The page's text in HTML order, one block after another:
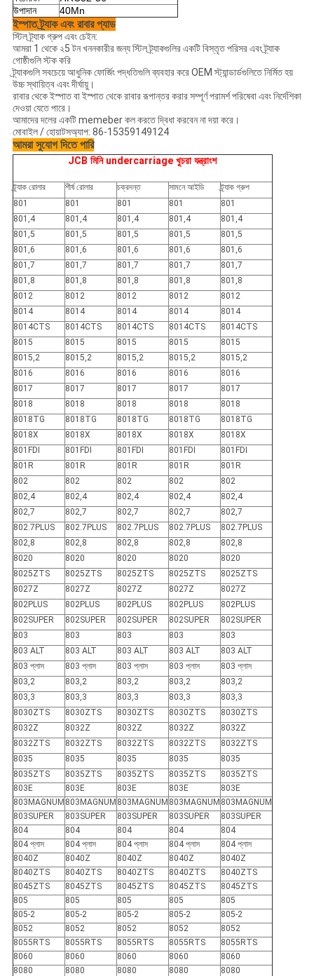
উপাদান
40Mn
ইস্পাত ট্র্যাক এবং রাবার প্যাড
স্টিল ট্র্যাক গ্রুপ এবং চেইন:
আমরা 1 থেকে ২5 টন খননকারীর জন্য স্টিল ট্র্যাকগুলির একটি বিস্তৃত পরিসর এবং ট্র্যাক
গোষ্ঠীগুলি স্টক করি
ট্র্যাকগুলি সবচেয়ে আধুনিক ফোর্জিং পদ্ধতিগুলি ব্যবহার করে OEM স্ট্যান্ডার্ডগুলিতে নির্মিত হয়
উচ্চ স্থায়িত্ব এবং দীর্ঘায়ু।
রাবার থেকে ইস্পাত বা ইস্পাত থেকে রাবার রূপান্তর করার সম্পূর্ণ পরামর্শ পরিষেবা এবং নির্দেশিকা
দেওয়া যেতে পারে।
আমাদের দলের একটি memeber কল করতে দ্বিধা করবেন না দয়া করে।
মোবাইল / হোয়াটসঅ্যাপ: 86-15359149124
আমরা সুযোগ দিতে পারি
JCB মিনি undercarriage খুচরা যন্ত্রাংশ
ট্র্যাক রোলার শীর্ষ রোলার চক্রদন্ত সামনে আইডি
ট্র্যাক গ্রুপ
801
801 801 801
801
801,4
801,4 801,4 801,4
801,4
801,5
801,5 801,5 801,5
801,5
801,6
801,6 801,6 801,6
801,6
801,7
801,7 801,7 801,7
801,7
801,8
801,8 801,8 801,8
801,8
8012
8012 8012 8012
8012
8014
8014 8014 8014
8014
8014CTS
8014CTS 8014CTS 8014CTS
8014CTS
8015
8015 8015 8015
8015
8015,2
8015,2 8015,2 8015,2
8015,2
8016
8016 8016 8016
8016
8017
8017 8017 8017
8017
8018
8018 8018 8018
8018
8018TG
8018TG 8018TG 8018TG
8018TG
8018X
8018X 8018X 8018X
8018X
801FDI
801FDI 801FDI 801FDI
801FDI
801R
801R 801R 801R
801R
802
802 802 802
802
802,4
802,4 802,4 802,4
802,4
802,7
802,7 802,7 802,7
802,7
802.7PLUS
802.7PLUS 802.7PLUS 802.7PLUS
802.7PLUS
802,8
802,8 802,8 802,8
802,8
8020
8020 8020 8020
8020
8025ZTS
8025ZTS 8025ZTS 8025ZTS
8025ZTS
8027Z
8027Z 8027Z 8027Z
8027Z
802PLUS
802PLUS 802PLUS 802PLUS
802PLUS
802SUPER
802SUPER 802SUPER 802SUPER
802SUPER
803
803 803 803
803
803 ALT
803 ALT 803 ALT 803 ALT
803 ALT
803 প্লাস
803 প্লাস 803 প্লাস 803 প্লাস
803 প্লাস
803,2
803,2 803,2 803,2
803,2
803,3
803,3 803,3 803,3
803,3
8030ZTS
8030ZTS 8030ZTS 8030ZTS
8030ZTS
8032Z
8032Z 8032Z 8032Z
8032Z
8032ZTS
8032ZTS 8032ZTS 8032ZTS
8032ZTS
8035
8035 8035 8035
8035
8035ZTS
8035ZTS 8035ZTS 8035ZTS
8035ZTS
803E
803E 803E 803E
803E
803MAGNUM 803MAGNUM 803MAGNUM 803MAGNUM 803MAGNUM
803SUPER
803SUPER 803SUPER 803SUPER
803SUPER
804
804 804 804
804
804 প্লাস
804 প্লাস 804 প্লাস 804 প্লাস
804 প্লাস
8040Z
8040Z 8040Z 8040Z
8040Z
8040ZTS
8040ZTS 8040ZTS 8040ZTS
8040ZTS
8045ZTS
8045ZTS 8045ZTS 8045ZTS
8045ZTS
805
805 805 805
805
805-2
805-2 805-2 805-2
805-2
8052
8052 8052 8052
8052
8055RTS
8055RTS 8055RTS 8055RTS
8055RTS
8060
8060 8060 8060
8060
8080
8080 8080 8080 8080